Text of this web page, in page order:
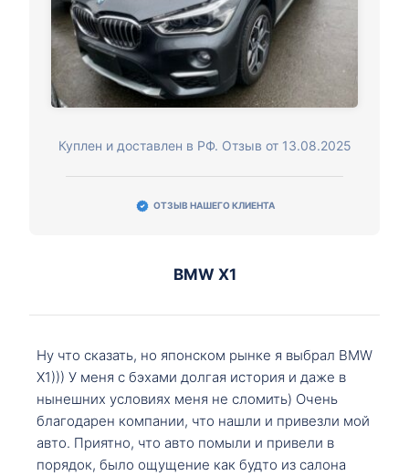
Куплен и доставлен в РФ. Отзыв от 13.08.2025
ОТЗЫВ НАШЕГО КЛИЕНТА
BMW X1
Ну что сказать, но японском рынке я выбрал BMW
X1))) У меня с бэхами долгая история и даже в
нынешних условиях меня не сломить) Очень
благодарен компании, что нашли и привезли мой
авто. Приятно, что авто помыли и привели в
порядок, было ощущение как будто из салона